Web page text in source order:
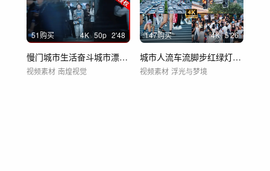
51购买 4K 50p 2'48
慢门城市生活奋斗城市漂泊打工迷茫人群车流
视频素材 南煌视觉
147购买 4K 5'26
城市人流车流脚步红绿灯十字路口视频延时
视频素材 浮光与梦境